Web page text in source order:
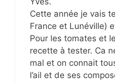
Cette année je vais
France et Lunéville)
Pour les tomates et
recette à tester. Ca
mal et on connait
l’ail et de ses